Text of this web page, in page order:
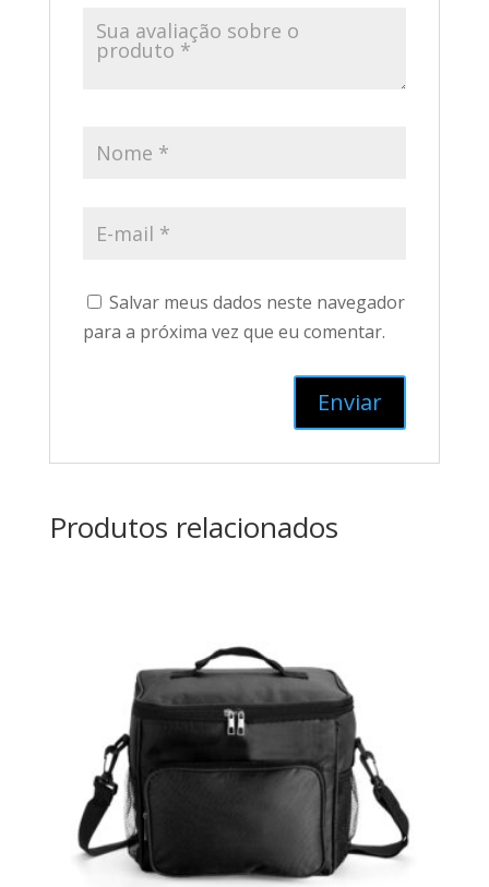
Salvar meus dados neste navegador
para a próxima vez que eu comentar.
Produtos relacionados